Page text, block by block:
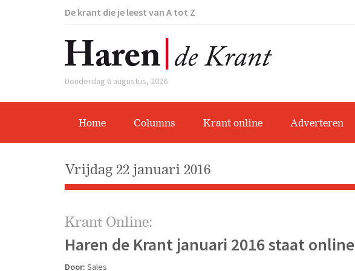
De krant die je leest van A tot Z
Donderdag 6 augustus, 2026
Home Columns Krant online Adverteren
vrijdag 22 januari 2016
Krant Online:
Haren de Krant januari 2016 staat online
Door: Sales